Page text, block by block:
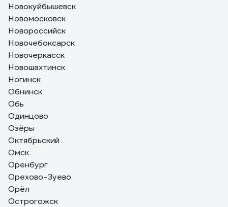
Новокуйбышевск
Новомосковск
Новороссийск
Новочебоксарск
Новочеркасск
Новошахтинск
Ногинск
Обнинск
Обь
Одинцово
Озёры
Октябрьский
Омск
Оренбург
Орехово-Зуево
Орёл
Острогожск